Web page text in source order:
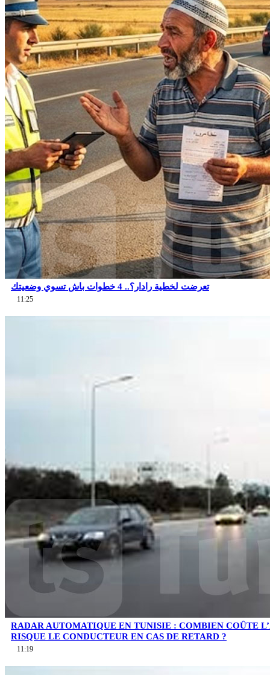
تعرضت لخطية رادار؟.. 4 خطوات باش تسوي وضعيتك
11:25
RADAR AUTOMATIQUE EN TUNISIE : COMBIEN COÛTE
RISQUE LE CONDUCTEUR EN CAS DE RETARD ?
11:19